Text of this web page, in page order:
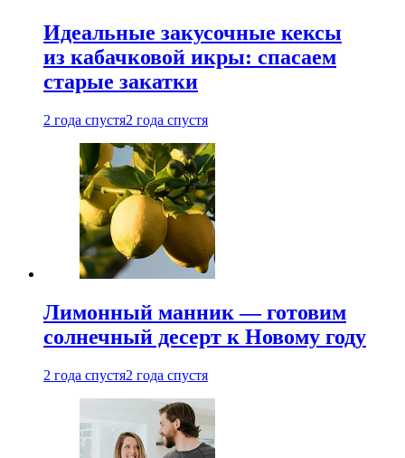
Идеальные закусочные кексы
из кабачковой икры: спасаем
старые закатки
2 года спустя2 года спустя
Лимонный манник — готовим
солнечный десерт к Новому году
2 года спустя2 года спустя